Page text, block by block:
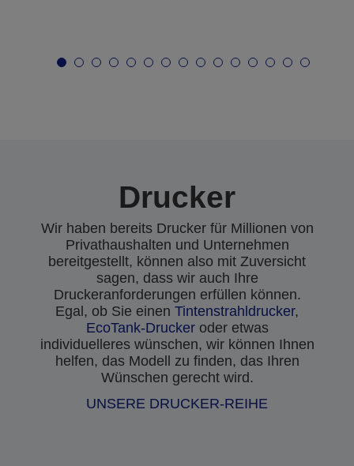
Drucker
Wir haben bereits Drucker für Millionen von
Privathaushalten und Unternehmen
bereitgestellt, können also mit Zuversicht
sagen, dass wir auch Ihre
Druckeranforderungen erfüllen können.
Egal, ob Sie einen Tintenstrahldrucker,
EcoTank-Druckeroder etwas
individuelleres wünschen, wir können Ihnen
helfen, das Modell zu finden, das Ihren
Wünschen gerecht wird.
UNSERE DRUCKER-REIHE